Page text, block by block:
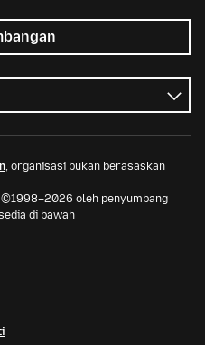
, organisasi bukan berasaskan
©1998–2026 oleh penyumbang
di bawah